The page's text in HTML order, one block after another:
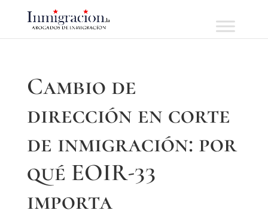
Cambio de
dirección en corte
de inmigración: por
qué EOIR-33
importa